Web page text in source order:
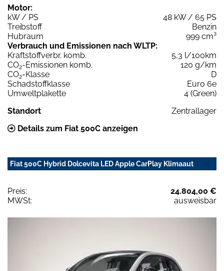
Motor:
kW / PS
48 kW / 65 PS
Treibstoff
Benzin
Hubraum
999 cm³
Verbrauch und Emissionen nach WLTP:
Kraftstoffverbr. komb.
5,3 l/100km
CO2-Emissionen komb.
120 g/km
CO2-Klasse
D
Schadstoffklasse
Euro 6e
Umweltplakette
4 (Green)
Standort
Zentrallager
Details zum Fiat 500C anzeigen
Fiat 500C Hybrid Dolcevita LED Apple CarPlay Klimaaut
Preis:
24.804,00 €
MWSt:
ausweisbar